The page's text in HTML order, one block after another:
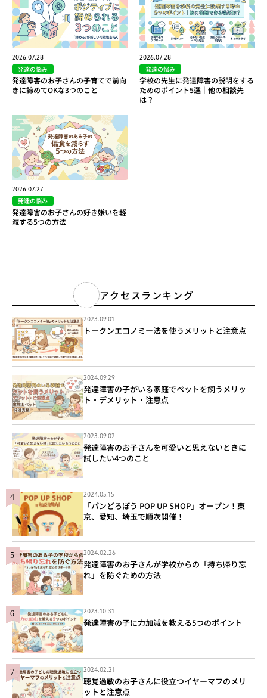
2026.07.28
発達の悩み
発達障害のお子さんの子育てで前向
きに諦めてOKな3つのこと
2026.07.28
発達の悩み
学校の先生に発達障害の説明をする
ためのポイント5選｜他の相談先
は？
2026.07.27
発達の悩み
発達障害のお子さんの好き嫌いを軽
減する5つの方法
アクセスランキング
2023.09.01
トークンエコノミー法を使うメリットと注意点
2024.09.29
発達障害の子がいる家庭でペットを飼うメリッ
ト・デメリット・注意点
2023.09.02
発達障害のお子さんを可愛いと思えないときに
試したい4つのこと
2024.05.15
「パンどろぼう POP UP SHOP」オープン！東
京、愛知、埼玉で順次開催！
2024.02.26
発達障害のお子さんが学校からの「持ち帰り忘
れ」を防ぐための方法
2023.10.31
発達障害の子に力加減を教える5つのポイント
2024.02.21
聴覚過敏のお子さんに役立つイヤーマフのメリ
ットと注意点